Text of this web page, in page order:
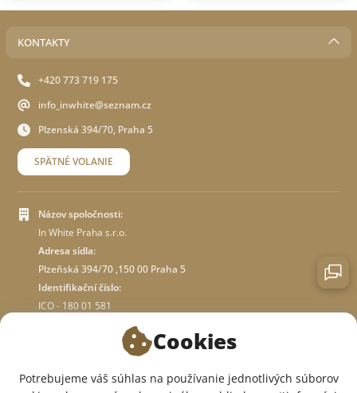
KONTAKTY
+420 773 719 175
info_inwhite@seznam.cz
Plzenská 394/70, Praha 5
SPÄTNÉ VOLANIE
Názov spoločnosti:
In White Praha s.r.o.
Adresa sídla:
Plzeňská 394/70 ,150 00 Praha 5
Identifikační číslo:
ICO - 180 01 581
O OBCHODE
Cookies
Potrebujeme váš súhlas na používanie jednotlivých súborov